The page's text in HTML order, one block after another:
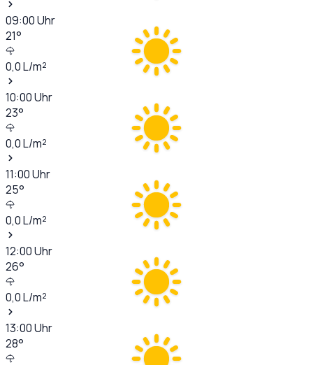
09:00Uhr
21°
0,0L/m²
10:00Uhr
23°
0,0L/m²
11:00Uhr
25°
0,0L/m²
12:00Uhr
26°
0,0L/m²
13:00Uhr
28°